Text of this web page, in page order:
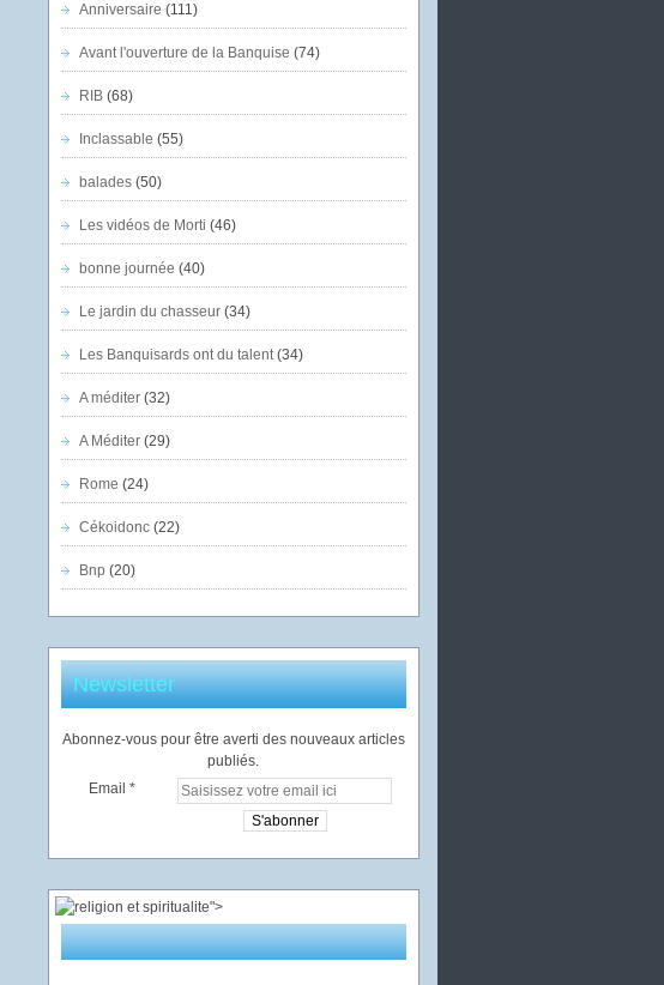
Anniversaire (111)
Avant l'ouverture de la Banquise (74)
RIB(68)
Inclassable (55)
balades(50)
Les vidéos de Morti (46)
bonne journée (40)
Le jardin du chasseur(34)
Les Banquisards ont du talent(34)
A méditer(32)
A Méditer(29)
Rome (24)
Cékoidonc(22)
Bnp (20)
Newsletter
Abonnez-vous pour être averti des nouveaux articles
publiés.
Email
">